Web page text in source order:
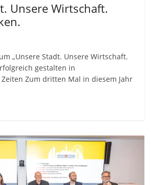
Unsere Wirtschaft.
„Unsere Stadt. Unsere Wirtschaft.
gestalten in
Zum dritten Mal in diesem Jahr